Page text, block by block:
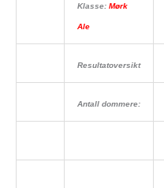
Klasse: Mørk
Ale
Resultatoversikt
Antall dommere: